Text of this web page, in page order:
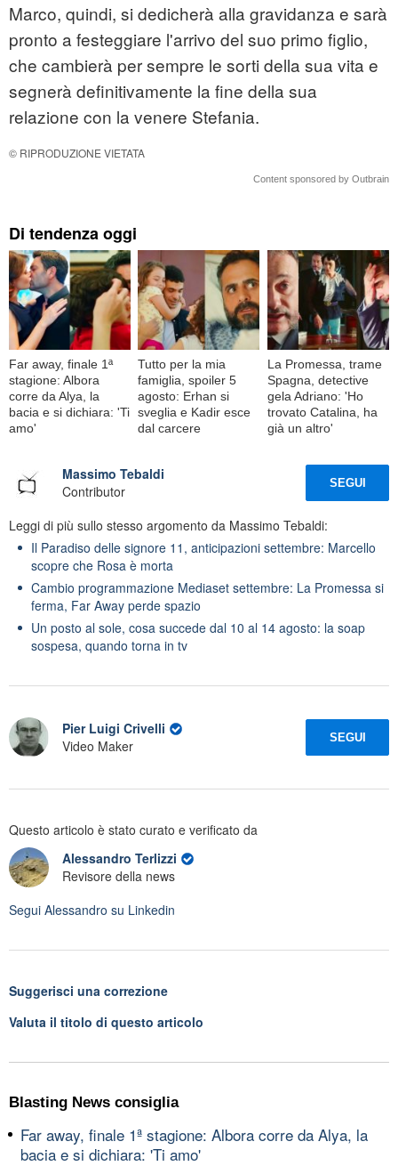
Marco, quindi, si dedicherà alla gravidanza e sarà
pronto a festeggiare l'arrivo del suo primo figlio,
che cambierà per sempre le sorti della sua vita e
segnerà definitivamente la fine della sua
relazione con la venere Stefania.
© RIPRODUZIONE VIETATA
Content sponsored by Outbrain
Di tendenza oggi
Far away, finale 1ª
stagione: Albora
corre da Alya, la
bacia e si dichiara: 'Ti
amo'
Tutto per la mia
famiglia, spoiler 5
agosto: Erhan si
sveglia e Kadir esce
dal carcere
La Promessa, trame
Spagna, detective
gela Adriano: 'Ho
trovato Catalina, ha
già un altro'
Massimo Tebaldi
Contributor
SEGUI
Leggi di più sullo stesso argomento da Massimo Tebaldi:
Il Paradiso delle signore 11, anticipazioni settembre: Marcello
scopre che Rosa è morta
Cambio programmazione Mediaset settembre: La Promessa si
ferma, Far Away perde spazio
Un posto al sole, cosa succede dal 10 al 14 agosto: la soap
sospesa, quando torna in tv
Pier Luigi Crivelli
Video Maker
SEGUI
Questo articolo è stato curato e verificato da
Alessandro Terlizzi
Revisore della news
Segui Alessandro su Linkedin
Suggerisci una correzione
Valuta il titolo di questo articolo
Blasting News consiglia
Far away, finale 1ª stagione: Albora corre da Alya, la
bacia e si dichiara: 'Ti amo'